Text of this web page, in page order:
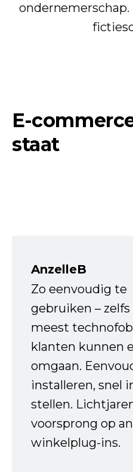
E-
staat
AnzelleB
Zo eenvoudig te
gebruiken –
meest
klanten kunnen
omgaan.
installeren, snel
stellen.
voorsprong op
winkelplug-ins.